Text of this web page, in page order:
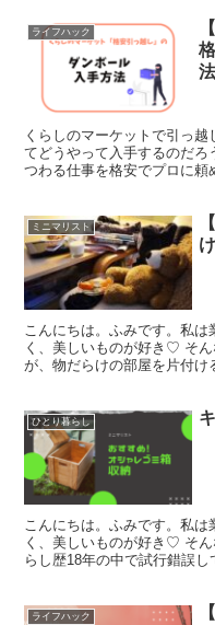
ライフハック
くらしのマーケットで引っ
てどうやって入手するのだろ
つわる仕事を格安でプロに
ミニマリスト
こんにちは。ふみです。私
く、美しいものが好き♡ そ
が、物だらけの部屋を片付
ひとり暮らし
こんにちは。ふみです。私
く、美しいものが好き♡ そ
らし歴18年の中で試行錯誤
ライフハック